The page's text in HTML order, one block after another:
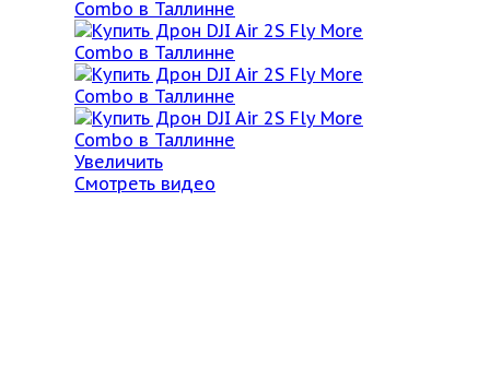
Увеличить
Смотреть видео